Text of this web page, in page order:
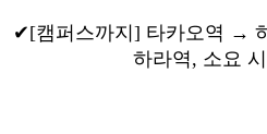
✔[캠퍼스까지] 타카오역 →
하라역, 소요